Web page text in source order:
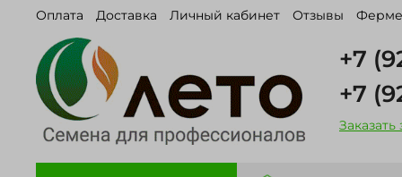
Оплата Доставка Личный кабинет Отзывы
+7
+7
Заказать